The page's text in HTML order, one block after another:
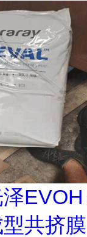
EVOH
共挤膜